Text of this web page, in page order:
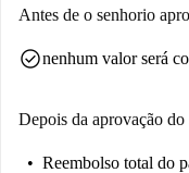
Antes de o senhorio
check_circlenenhum valor será
Depois da aprovação do
Reembolso total do